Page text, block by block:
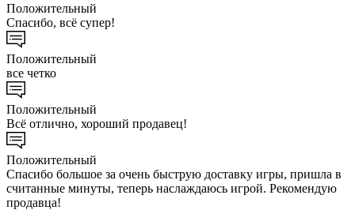
Положительный
Спасибо, всё супер!
Положительный
все четко
Положительный
Всё отлично, хороший продавец!
Положительный
Спасибо большое за очень быструю доставку игры, пришла в
считанные минуты, теперь наслаждаюсь игрой. Рекомендую
продавца!